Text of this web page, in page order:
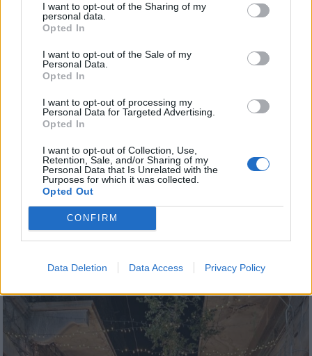
I want to opt-out of the Sharing of my
personal data.
Opted In
I want to opt-out of the Sale of my
Personal Data.
Opted In
I want to opt-out of processing my
Personal Data for Targeted Advertising.
Opted In
I want to opt-out of Collection, Use,
Retention, Sale, and/or Sharing of my
Personal Data that Is Unrelated with the
Purposes for which it was collected.
Opted Out
CONFIRM
Data Deletion Data Access Privacy Policy